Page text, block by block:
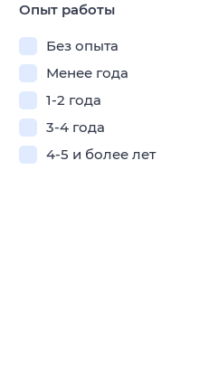
Опыт работы
Без опыта
Менее года
1-2 года
3-4 года
4-5 и более лет